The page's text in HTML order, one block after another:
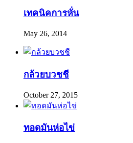
เทคนิคการหั่น
May 26, 2014
กล้วยบวชชี
October 27, 2015
ทอดมันห่อไข่